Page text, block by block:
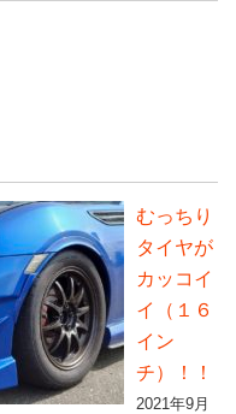
むっちり
タイヤが
カッコイ
イ（１６
イン
チ）！！
2021年9月